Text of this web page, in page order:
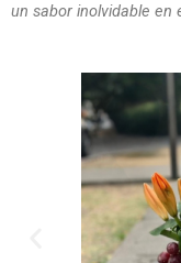
un sabor inolvidable en